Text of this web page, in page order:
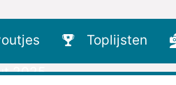
Toplijsten
2025